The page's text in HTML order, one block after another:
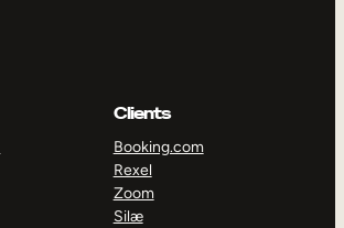
Clients
Booking.com
Rexel
Zoom
Silæ